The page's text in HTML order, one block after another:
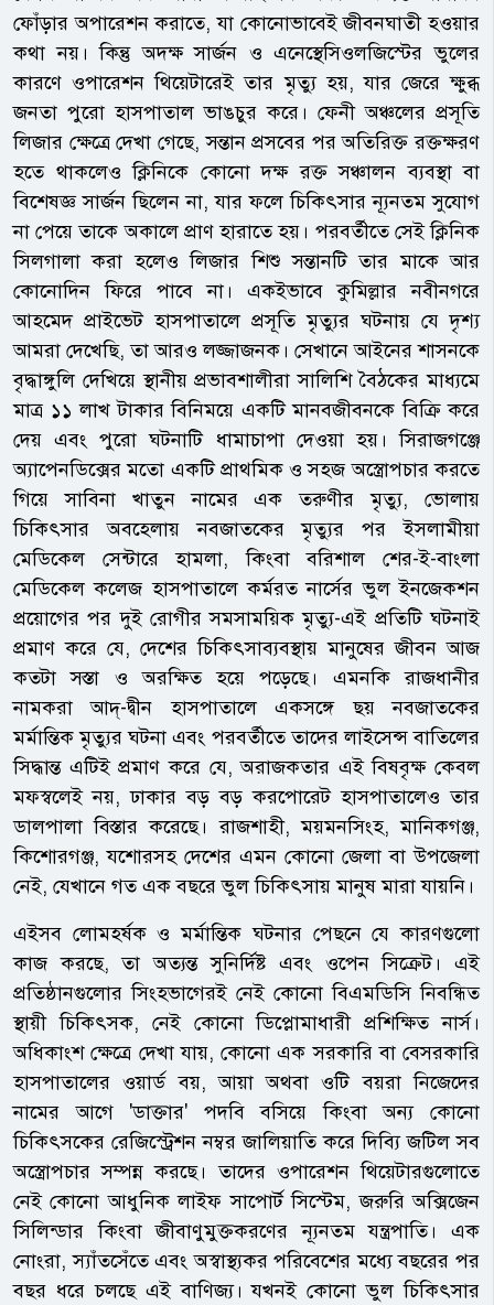
ফোঁড়ার অপারেশন করাতে, যা কোনোভাবেই জীবনঘাতী হওয়ার
কথা নয়। কিন্তু অদক্ষ সার্জন ও এনেস্থেসিওলজিস্টের ভুলের
কারণে ওপারেশন থিয়েটারেই তার মৃত্যু হয়, যার জেরে ক্ষুব্ধ
জনতা পুরো হাসপাতাল ভাঙচুর করে। ফেনী অঞ্চলের প্রসূতি
লিজার ক্ষেত্রে দেখা গেছে, সন্তান প্রসবের পর অতিরিক্ত রক্তক্ষরণ
হতে থাকলেও ক্লিনিকে কোনো দক্ষ রক্ত সঞ্চালন ব্যবস্থা বা
বিশেষজ্ঞ সার্জন ছিলেন না, যার ফলে চিকিৎসার ন্যূনতম সুযোগ
না পেয়ে তাকে অকালে প্রাণ হারাতে হয়। পরবর্তীতে সেই ক্লিনিক
সিলগালা করা হলেও লিজার শিশু সন্তানটি তার মাকে আর
কোনোদিন ফিরে পাবে না। একইভাবে কুমিল্লার নবীনগরে
আহমেদ প্রাইভেট হাসপাতালে প্রসূতি মৃত্যুর ঘটনায় যে দৃশ্য
আমরা দেখেছি, তা আরও লজ্জাজনক। সেখানে আইনের শাসনকে
বৃদ্ধাঙ্গুলি দেখিয়ে স্থানীয় প্রভাবশালীরা সালিশি বৈঠকের মাধ্যমে
মাত্র ১১ লাখ টাকার বিনিময়ে একটি মানবজীবনকে বিক্রি করে
দেয় এবং পুরো ঘটনাটি ধামাচাপা দেওয়া হয়। সিরাজগঞ্জে
অ্যাপেনডিক্সের মতো একটি প্রাথমিক ও সহজ অস্ত্রোপচার করতে
গিয়ে সাবিনা খাতুন নামের এক তরুণীর মৃত্যু, ভোলায়
চিকিৎসার অবহেলায় নবজাতকের মৃত্যুর পর ইসলামীয়া
মেডিকেল সেন্টারে হামলা, কিংবা বরিশাল শের-ই-বাংলা
মেডিকেল কলেজ হাসপাতালে কর্মরত নার্সের ভুল ইনজেকশন
প্রয়োগের পর দুই রোগীর সমসাময়িক মৃত্যু-এই প্রতিটি ঘটনাই
প্রমাণ করে যে, দেশের চিকিৎসাব্যবস্থায় মানুষের জীবন আজ
কতটা সস্তা ও অরক্ষিত হয়ে পড়েছে। এমনকি রাজধানীর
নামকরা আদ্-দ্বীন হাসপাতালে একসঙ্গে ছয় নবজাতকের
মর্মান্তিক মৃত্যুর ঘটনা এবং পরবর্তীতে তাদের লাইসেন্স বাতিলের
সিদ্ধান্ত এটিই প্রমাণ করে যে, অরাজকতার এই বিষবৃক্ষ কেবল
মফস্বলেই নয়, ঢাকার বড় বড় করপোরেট হাসপাতালেও তার
ডালপালা বিস্তার করেছে। রাজশাহী, ময়মনসিংহ, মানিকগঞ্জ,
কিশোরগঞ্জ, যশোরসহ দেশের এমন কোনো জেলা বা উপজেলা
নেই, যেখানে গত এক বছরে ভুল চিকিৎসায় মানুষ মারা যায়নি।
এইসব লোমহর্ষক ও মর্মান্তিক ঘটনার পেছনে যে কারণগুলো
কাজ করছে, তা অত্যন্ত সুনির্দিষ্ট এবং ওপেন সিক্রেট। এই
প্রতিষ্ঠানগুলোর সিংহভাগেরই নেই কোনো বিএমডিসি নিবন্ধিত
স্থায়ী চিকিৎসক, নেই কোনো ডিপ্লোমাধারী প্রশিক্ষিত নার্স।
অধিকাংশ ক্ষেত্রে দেখা যায়, কোনো এক সরকারি বা বেসরকারি
হাসপাতালের ওয়ার্ড বয়, আয়া অথবা ওটি বয়রা নিজেদের
নামের আগে 'ডাক্তার' পদবি বসিয়ে কিংবা অন্য কোনো
চিকিৎসকের রেজিস্ট্রেশন নম্বর জালিয়াতি করে দিব্যি জটিল সব
অস্ত্রোপচার সম্পন্ন করছে। তাদের ওপারেশন থিয়েটারগুলোতে
নেই কোনো আধুনিক লাইফ সাপোর্ট সিস্টেম, জরুরি অক্সিজেন
সিলিন্ডার কিংবা জীবাণুমুক্তকরণের ন্যূনতম যন্ত্রপাতি। এক
নোংরা, স্যাঁতসেঁতে এবং অস্বাস্থ্যকর পরিবেশের মধ্যে বছরের পর
বছর ধরে চলছে এই বাণিজ্য। যখনই কোনো ভুল চিকিৎসার